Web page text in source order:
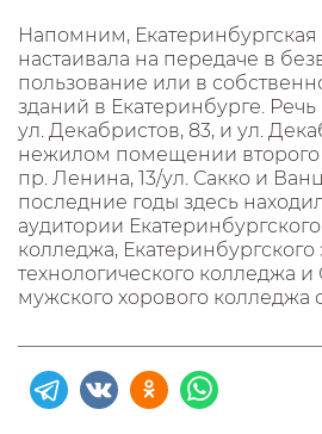
Напомним, Екатеринбургская
настаивала на передаче в
пользование или в
зданий в Екатеринбурге.
ул. Декабристов, 83, и ул.
нежилом помещении второго
пр. Ленина, 13/ул. Сакко и
последние годы здесь
аудитории
колледжа,
технологического колледжа
мужского хорового колледжа